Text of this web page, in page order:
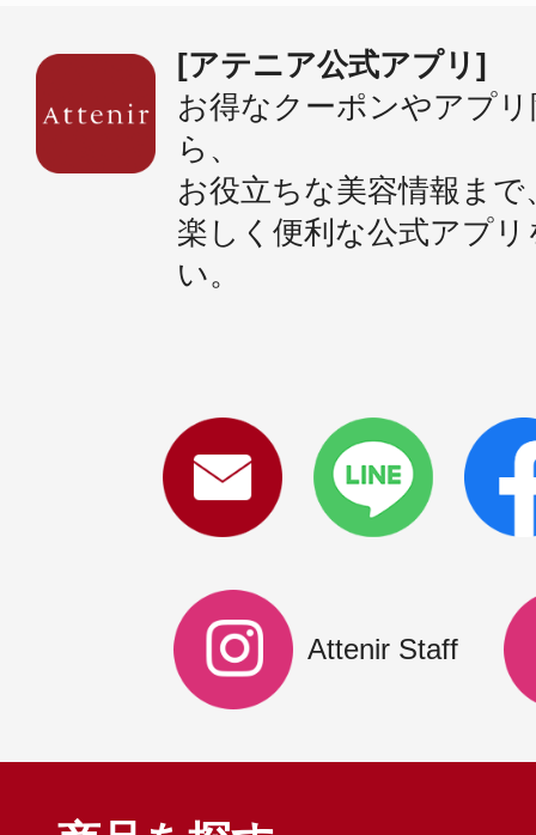
[アテニア公式アプリ]
お得なクーポンやアプ
ら、
お役立ちな美容情報まで
楽しく便利な公式アプ
い。
Attenir Staff